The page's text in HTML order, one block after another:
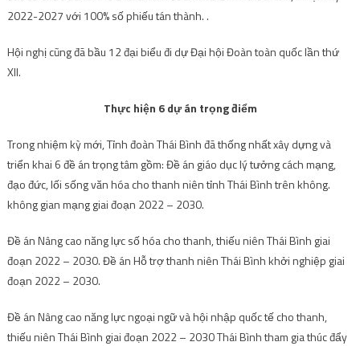
2022-2027 với 100% số phiếu tán thành. .
Hội nghị cũng đã bầu 12 đại biểu đi dự Đại hội Đoàn toàn quốc lần thứ
XII.
Thực hiện 6 dự án trọng điểm
Trong nhiệm kỳ mới, Tỉnh đoàn Thái Bình đã thống nhất xây dựng và
triển khai 6 đề án trọng tâm gồm: Đề án giáo dục lý tưởng cách mạng,
đạo đức, lối sống văn hóa cho thanh niên tỉnh Thái Bình trên không.
không gian mạng giai đoạn 2022 – 2030.
Đề án Nâng cao năng lực số hóa cho thanh, thiếu niên Thái Bình giai
đoạn 2022 – 2030. Đề án Hỗ trợ thanh niên Thái Bình khởi nghiệp giai
đoạn 2022 – 2030.
Đề án Nâng cao năng lực ngoại ngữ và hội nhập quốc tế cho thanh,
thiếu niên Thái Bình giai đoạn 2022 – 2030 Thái Bình tham gia thúc đẩy